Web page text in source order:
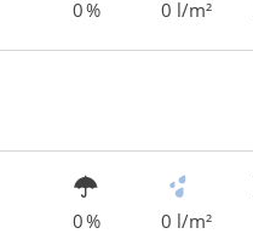
0 % 0 l/m²
0 % 0 l/m²